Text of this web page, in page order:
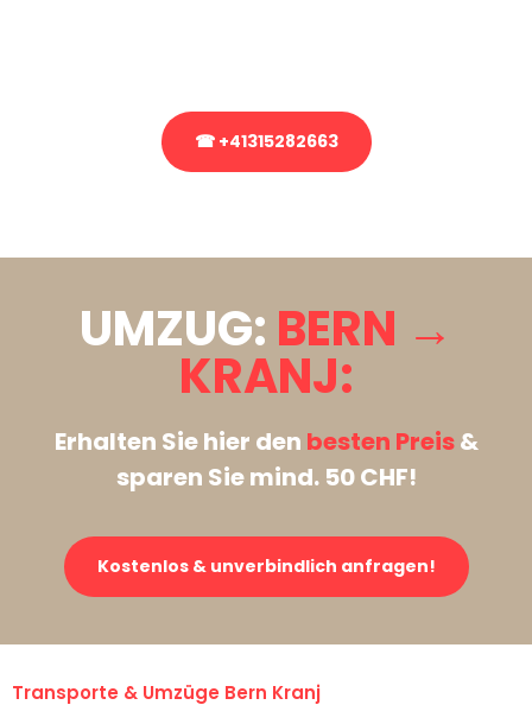
☎ +41315282663
UMZUG: BERN →
KRANJ:
Erhalten Sie hier den besten Preis&
sparen Sie mind. 50 CHF!
Kostenlos & unverbindlich anfragen!
Transporte & Umzüge Bern Kranj